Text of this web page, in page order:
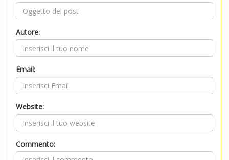
Autore:
Email:
Website:
Commento: